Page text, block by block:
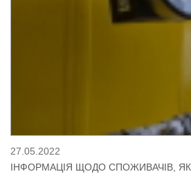
27.05.2022
ІНФОРМАЦІЯ ЩОДО СПОЖИВАЧІВ,